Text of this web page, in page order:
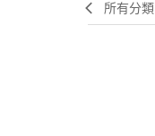
所有分類